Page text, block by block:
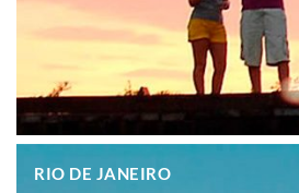
RIO DE JANEIRO